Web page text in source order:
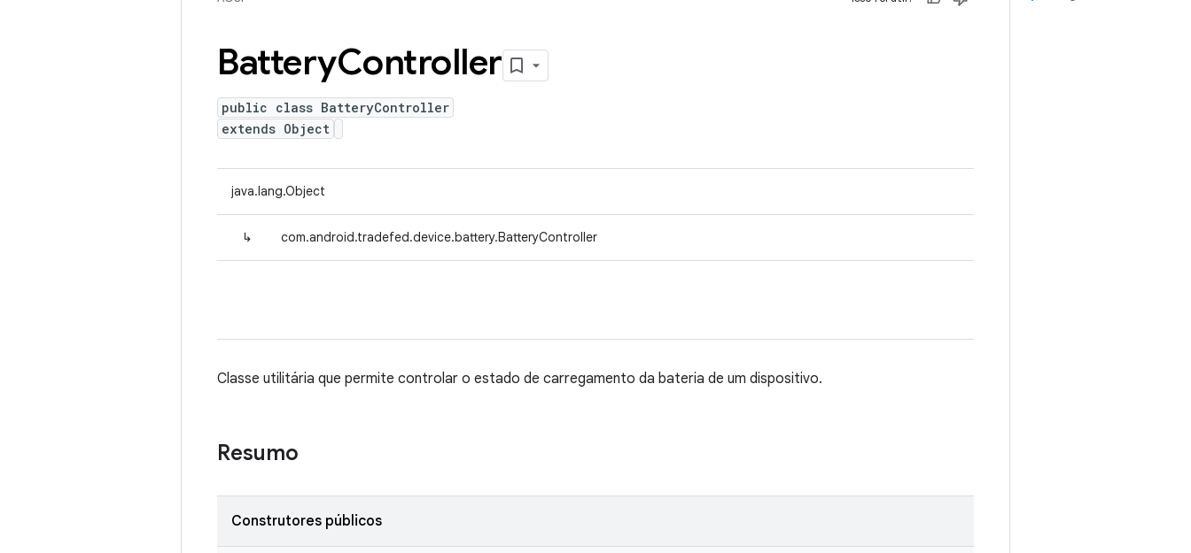
BatteryController
public class BatteryController
extends Object
java.lang.Object
↳ com.android.tradefed.device.battery.BatteryController
Classe utilitária que permite controlar o estado de carregamento da bateria de um dispositivo.
Resumo
Construtores públicos